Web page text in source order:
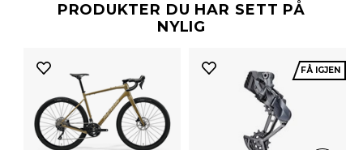
PRODUKTER DU HAR SETT PÅ
NYLIG
FÅ IGJEN